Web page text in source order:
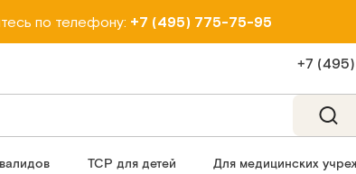
по телефону: +7 (495) 775-75-95
+7
ТСР для детей Для медицинских